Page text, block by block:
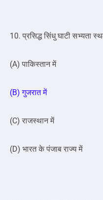
10. प्रसिद्ध सिंधु घाटी सभ्यता
(A) पाकिस्तान में
(B) गुजरात में
(C) राजस्थान में
(D) भारत के पंजाब राज्य में